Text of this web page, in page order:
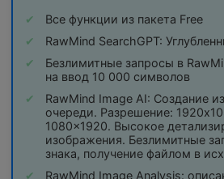
Все функции из пакета Free
RawMind SearchGPT:
Безлимитные запросы в
на ввод 10 000 символов
RawMind Image AI: Создание
очереди. Разрешение:
1080x1920. Высокое
изображения. Безлимитные
знака, получение файлом в
RawMind Image Analysis: